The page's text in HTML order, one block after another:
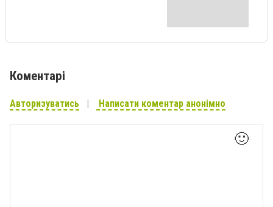
Коментарі
Авторизуватись Написати коментар анонімно
🙂